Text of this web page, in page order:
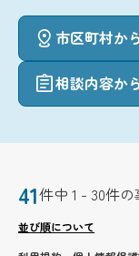
市区町村か
相談内容か
41件中 1 - 30件
並び順について